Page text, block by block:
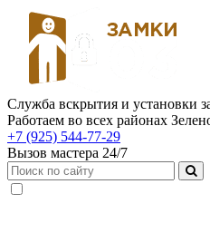
Служба вскрытия и установки
Работаем во всех районах
+7 (925) 544-77-29
Вызов мастера 24/7